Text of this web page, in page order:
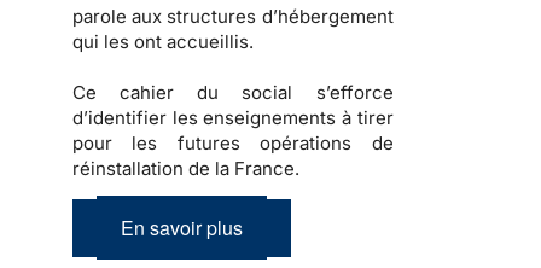
parole aux structures d’hébergement
qui les ont accueillis.
Ce cahier du social s’efforce
d’identifier les enseignements à tirer
pour les futures opérations de
réinstallation de la France.
En savoir plus